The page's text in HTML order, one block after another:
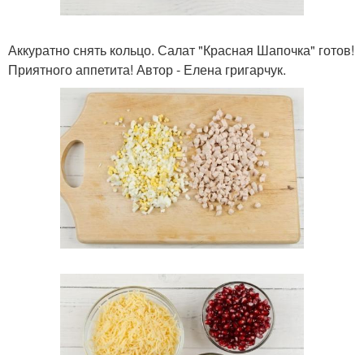
Аккуратно снять кольцо. Салат "Красная Шапочка" готов!
Приятного аппетита! Автор - Елена григарчук.